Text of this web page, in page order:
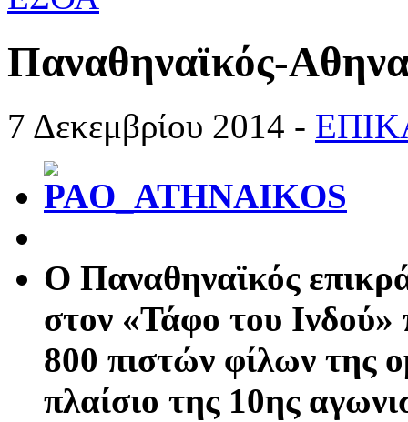
Παναθηναϊκός-
7 Δεκεμβρίου 2014 -
Ο Παναθηναϊκός
στον «Τάφο του
800 πιστών φίλων της
πλαίσιο της 10ης